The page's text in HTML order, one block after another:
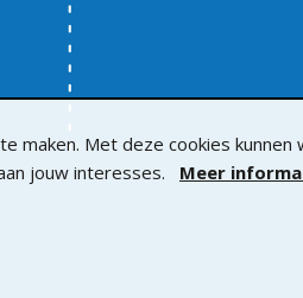
maken. Met deze cookies kunnen
jouw interesses. Meer